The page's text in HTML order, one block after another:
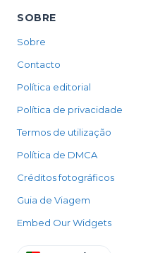
SOBRE
Sobre
Contacto
Política editorial
Política de privacidade
Termos de utilização
Política de DMCA
Créditos fotográficos
Guia de Viagem
Embed Our Widgets